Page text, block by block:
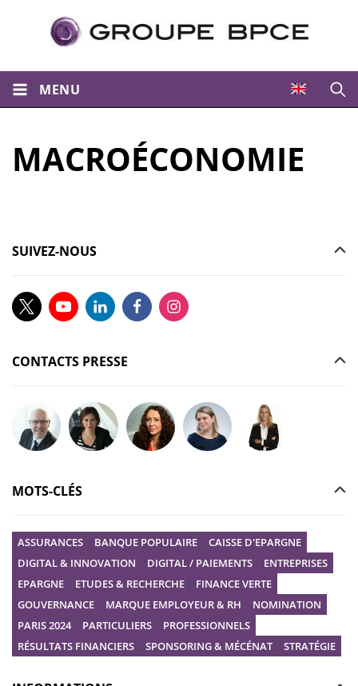
MENU
MACROÉCONOMIE
SUIVEZ-NOUS
CONTACTS PRESSE
Poser votre question à Christophe GILBERT
Poser votre question à Fanny KERECKI
Poser votre question à Mélissa
Poser votre question à Marine
Poser votre question
MOTS-CLÉS
ASSURANCES BANQUE POPULAIRE
CAISSE D'EPARGNE
DIGITAL & INNOVATION
DIGITAL / PAIEMENTS
ENTREPRISES
EPARGNE
ETUDES & RECHERCHE
FINANCE VERTE
GOUVERNANCE
MARQUE EMPLOYEUR & RH
NOMINATION
PARIS 2024
PARTICULIERS
PROFESSIONNELS
RÉSULTATS FINANCIERS
SPONSORING & MÉCÉNAT STRATÉGIE